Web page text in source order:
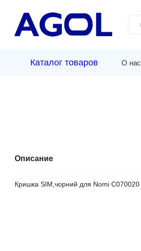
Каталог товаров О нас
Описание
Кришка SIM,чорний для Nomi C070020